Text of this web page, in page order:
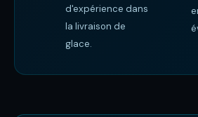
d'expérience dans
la livraison de
glace.